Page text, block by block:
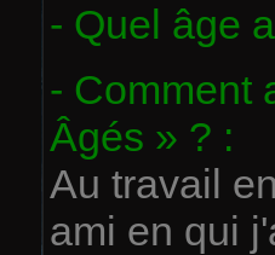
- Quel âge
- Comment
Âgés » ? :
Au travail
ami en qui